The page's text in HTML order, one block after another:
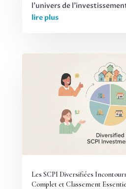
l'univers de
lire plus
Les SCPI Diversifiées
Complet et Classement